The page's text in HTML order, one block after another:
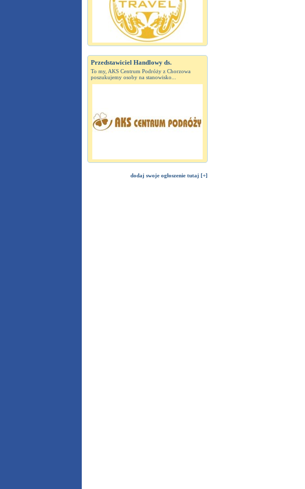
Przedstawiciel Handlowy ds.
To my, AKS Centrum Podróży z Chorzowa
poszukujemy osoby na stanowisko...
dodaj swoje ogłoszenie tutaj [+]